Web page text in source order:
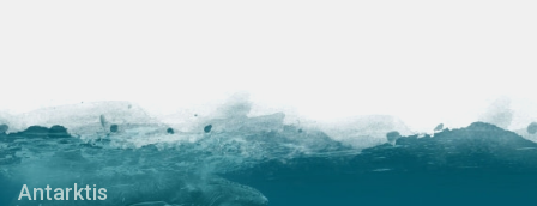
Antarktis